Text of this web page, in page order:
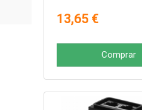
13,65 €
Comprar